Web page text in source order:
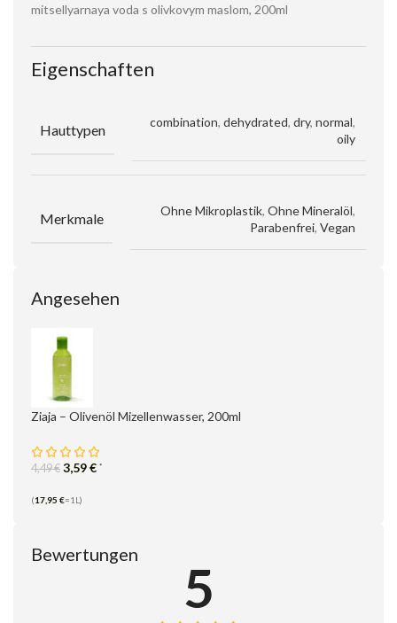
mitsellyarnaya voda s olivkovym maslom, 200ml
Eigenschaften
Hauttypen combination, dehydrated, dry, normal,
oily
Merkmale Ohne Mikroplastik, Ohne Mineralöl,
Parabenfrei, Vegan
Angesehen
Ziaja – Olivenöl Mizellenwasser, 200ml
4,49€ 3,59€ *
(17,95 €=1L)
Bewertungen
5